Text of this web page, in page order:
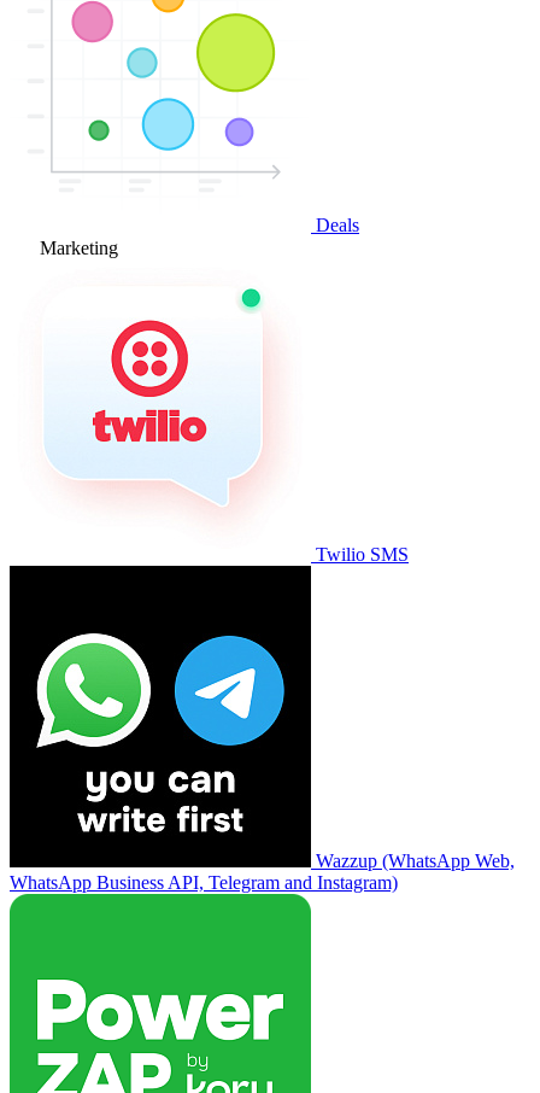
Deals
Marketing
Twilio SMS
Wazzup (WhatsApp Web,
WhatsApp Business API, Telegram and Instagram)